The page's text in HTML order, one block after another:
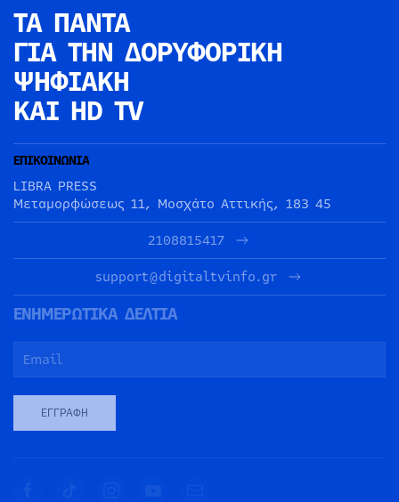
ΤΑ ΠΑΝΤΑ
ΓΙΑ ΤΗΝ ΔΟΡΥΦΟΡΙΚΗ
ΨΗΦΙΑΚΗ
ΚΑΙ HD TV
ΕΠΙΚΟΙΝΩΝΙΑ
LIBRA PRESS
Μεταμορφώσεως 11, Μοσχάτο Αττικής, 183 45
2108815417
support@digitaltvinfo.gr
ΕΝΗΜΕΡΩΤΙΚΑ ΔΕΛΤΙΑ
ΕΓΓΡΑΦΉ